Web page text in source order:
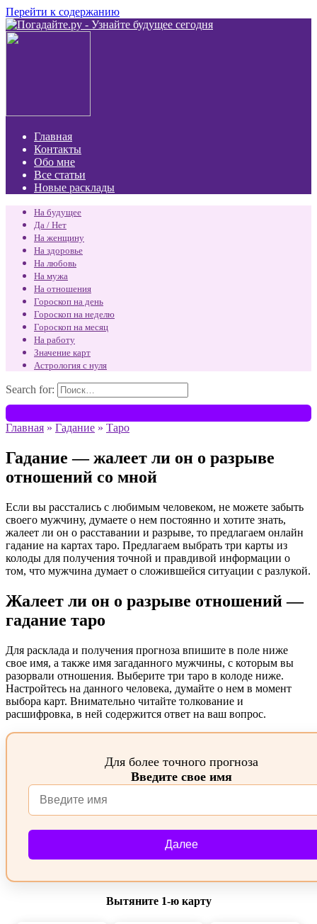
Перейти к содержанию
Главная
Контакты
Обо мне
Все статьи
Новые расклады
На будущее
Да / Нет
На женщину
На здоровье
На любовь
На мужа
На отношения
Гороскоп на день
Гороскоп на неделю
Гороскоп на месяц
На работу
Значение карт
Астрология с нуля
Search for:
Главная » Гадание » Таро
Гадание — жалеет ли он о разрыве
отношений со мной
Если вы расстались с любимым человеком, не можете забыть
своего мужчину, думаете о нем постоянно и хотите знать,
жалеет ли он о расставании и разрыве, то предлагаем онлайн
гадание на картах таро. Предлагаем выбрать три карты из
колоды для получения точной и правдивой информации о
том, что мужчина думает о сложившейся ситуации с разлукой.
Жалеет ли он о разрыве отношений —
гадание таро
Для расклада и получения прогноза впишите в поле ниже
свое имя, а также имя загаданного мужчины, с которым вы
разорвали отношения. Выберите три таро в колоде ниже.
Настройтесь на данного человека, думайте о нем в момент
выбора карт. Внимательно читайте толкование и
расшифровка, в ней содержится ответ на ваш вопрос.
Для более точного прогноза
Введите свое имя
Далее
Вытяните 1‑ю карту